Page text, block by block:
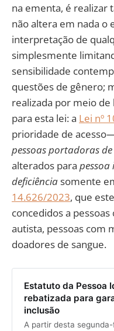
na ementa, é realizar
não altera em nada o
interpretação de
simplesmente
sensibilidade
questões de gênero;
realizada por meio
para esta lei: a Lei nº
prioridade de
pessoas portadoras
alterados para pessoa
deficiênciasomente
14.626/2023, que
concedidos a
autista, pessoas com
doadores de sangue.
Estatuto da Pessoa
rebatizada para
inclusão
A partir desta